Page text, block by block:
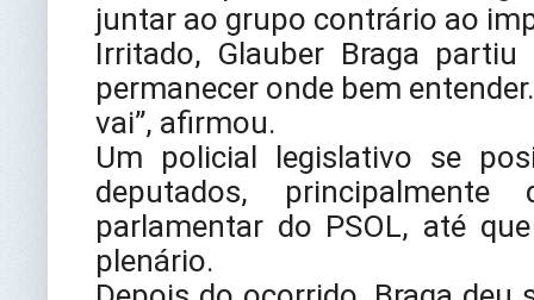
juntar ao grupo contrário ao
Irritado, Glauber Braga
permanecer onde bem
vai”, afirmou.
Um policial legislativo se
deputados,
parlamentar do PSOL, até
plenário.